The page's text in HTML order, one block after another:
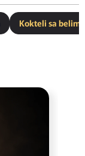
Kokteli sa belim